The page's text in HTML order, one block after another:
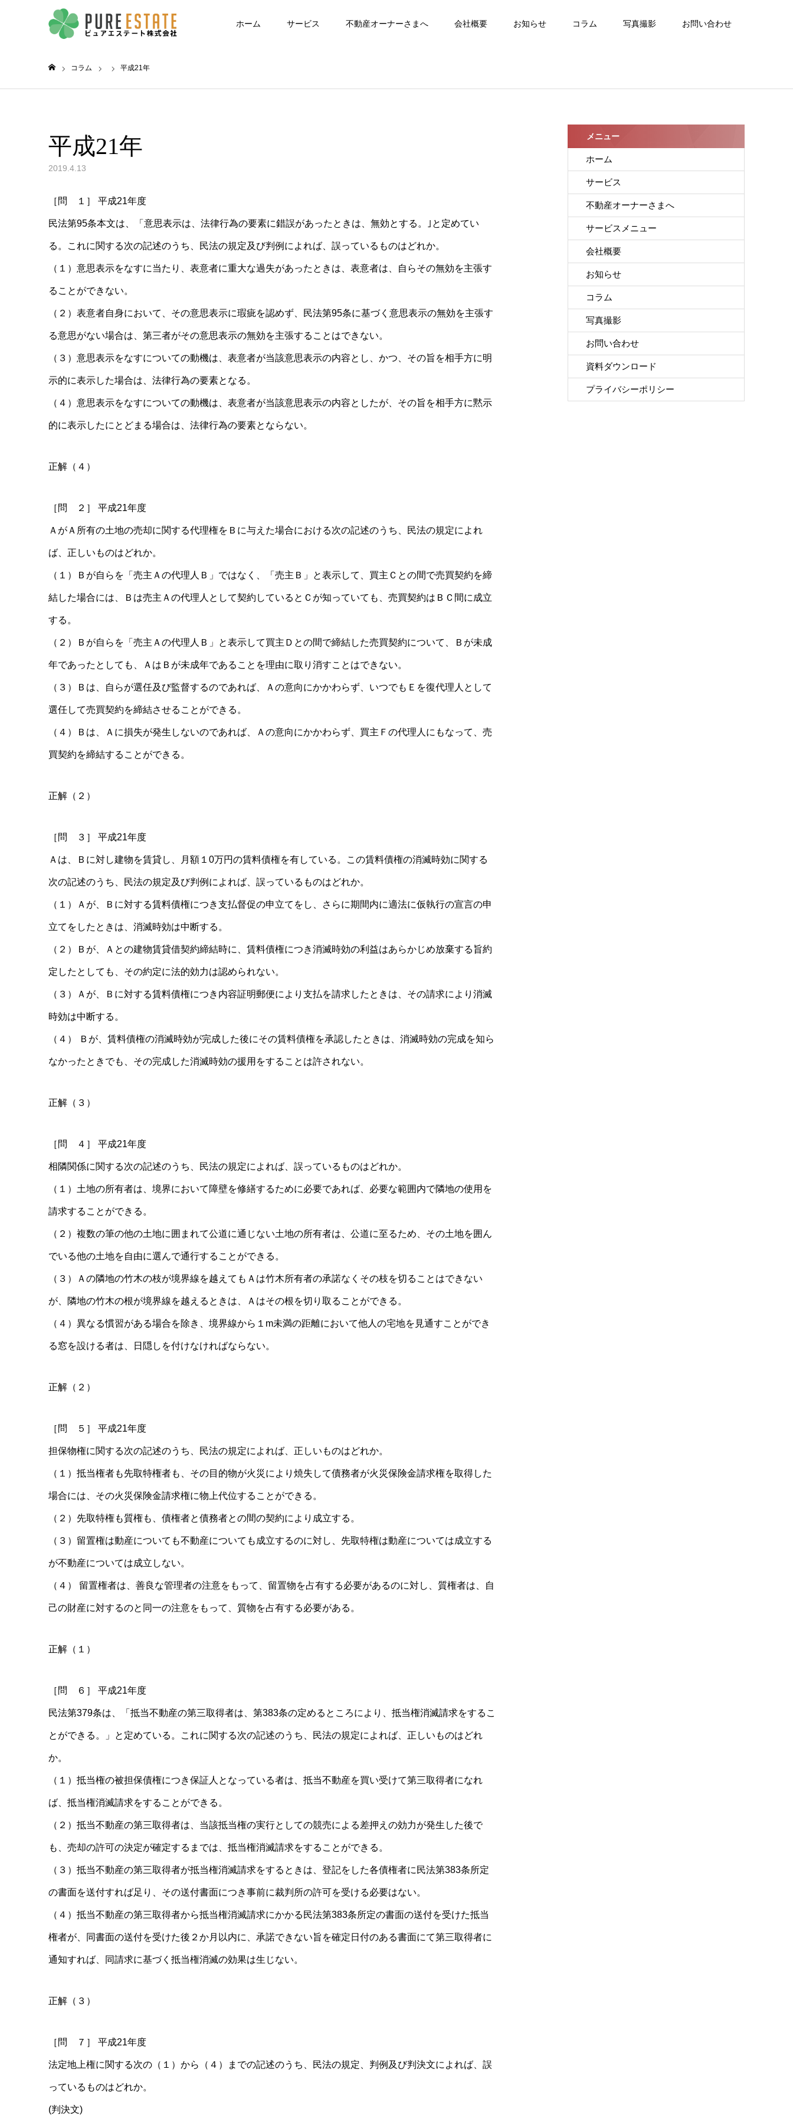
ホーム サービス 不動産オーナーさまへ 会社概要 お知らせ コラム 写真撮影 お問い合わせ
コラム 平成21年
平成21年
2019.4.13
［問 １］ 平成21年度
民法第95条本文は、「意思表示は、法律行為の要素に錯誤があったときは、無効とする。｣と定めてい
る。これに関する次の記述のうち、民法の規定及び判例によれば、誤っているものはどれか。
（１）意思表示をなすに当たり、表意者に重大な過失があったときは、表意者は、自らその無効を主張す
ることができない。
（２）表意者自身において、その意思表示に瑕疵を認めず、民法第95条に基づく意思表示の無効を主張す
る意思がない場合は、第三者がその意思表示の無効を主張することはできない。
（３）意思表示をなすについての動機は、表意者が当該意思表示の内容とし、かつ、その旨を相手方に明
示的に表示した場合は、法律行為の要素となる。
（４）意思表示をなすについての動機は、表意者が当該意思表示の内容としたが、その旨を相手方に黙示
的に表示したにとどまる場合は、法律行為の要素とならない。
正解（４）
［問 ２］ 平成21年度
ＡがＡ所有の土地の売却に関する代理権をＢに与えた場合における次の記述のうち、民法の規定によれ
ば、正しいものはどれか。
（１）Ｂが自らを「売主Ａの代理人Ｂ」ではなく、「売主Ｂ」と表示して、買主Ｃとの間で売買契約を締
結した場合には、Ｂは売主Ａの代理人として契約しているとＣが知っていても、売買契約はＢＣ間に成立
する。
（２）Ｂが自らを「売主Ａの代理人Ｂ」と表示して買主Ｄとの間で締結した売買契約について、Ｂが未成
年であったとしても、ＡはＢが未成年であることを理由に取り消すことはできない。
（３）Ｂは、自らが選任及び監督するのであれば、Ａの意向にかかわらず、いつでもＥを復代理人として
選任して売買契約を締結させることができる。
（４）Ｂは、Ａに損失が発生しないのであれば、Ａの意向にかかわらず、買主Ｆの代理人にもなって、売
買契約を締結することができる。
正解（２）
［問 ３］ 平成21年度
Ａは、Ｂに対し建物を賃貸し、月額１0万円の賃料債権を有している。この賃料債権の消滅時効に関する
次の記述のうち、民法の規定及び判例によれば、誤っているものはどれか。
（１）Ａが、Ｂに対する賃料債権につき支払督促の申立てをし、さらに期間内に適法に仮執行の宣言の申
立てをしたときは、消滅時効は中断する。
（２）Ｂが、Ａとの建物賃貸借契約締結時に、賃料債権につき消滅時効の利益はあらかじめ放棄する旨約
定したとしても、その約定に法的効力は認められない。
（３）Ａが、Ｂに対する賃料債権につき内容証明郵便により支払を請求したときは、その請求により消滅
時効は中断する。
（４） Ｂが、賃料債権の消滅時効が完成した後にその賃料債権を承認したときは、消滅時効の完成を知ら
なかったときでも、その完成した消滅時効の援用をすることは許されない。
正解（３）
［問 ４］ 平成21年度
相隣関係に関する次の記述のうち、民法の規定によれば、誤っているものはどれか。
（１）土地の所有者は、境界において障壁を修繕するために必要であれば、必要な範囲内で隣地の使用を
請求することができる。
（２）複数の筆の他の土地に囲まれて公道に通じない土地の所有者は、公道に至るため、その土地を囲ん
でいる他の土地を自由に選んで通行することができる。
（３）Ａの隣地の竹木の枝が境界線を越えてもＡは竹木所有者の承諾なくその枝を切ることはできない
が、隣地の竹木の根が境界線を越えるときは、Ａはその根を切り取ることができる。
（４）異なる慣習がある場合を除き、境界線から１m未満の距離において他人の宅地を見通すことができ
る窓を設ける者は、日隠しを付けなければならない。
正解（２）
［問 ５］ 平成21年度
担保物権に関する次の記述のうち、民法の規定によれば、正しいものはどれか。
（１）抵当権者も先取特権者も、その目的物が火災により焼失して債務者が火災保険金請求権を取得した
場合には、その火災保険金請求権に物上代位することができる。
（２）先取特権も質権も、債権者と債務者との間の契約により成立する。
（３）留置権は動産についても不動産についても成立するのに対し、先取特権は動産については成立する
が不動産については成立しない。
（４） 留置権者は、善良な管理者の注意をもって、留置物を占有する必要があるのに対し、質権者は、自
己の財産に対するのと同一の注意をもって、質物を占有する必要がある。
正解（１）
［問 ６］ 平成21年度
民法第379条は、「抵当不動産の第三取得者は、第383条の定めるところにより、抵当権消滅請求をするこ
とができる。」と定めている。これに関する次の記述のうち、民法の規定によれば、正しいものはどれ
か。
（１）抵当権の被担保債権につき保証人となっている者は、抵当不動産を買い受けて第三取得者になれ
ば、抵当権消滅請求をすることができる。
（２）抵当不動産の第三取得者は、当該抵当権の実行としての競売による差押えの効力が発生した後で
も、売却の許可の決定が確定するまでは、抵当権消滅請求をすることができる。
（３）抵当不動産の第三取得者が抵当権消滅請求をするときは、登記をした各債権者に民法第383条所定
の書面を送付すれば足り、その送付書面につき事前に裁判所の許可を受ける必要はない。
（４）抵当不動産の第三取得者から抵当権消滅請求にかかる民法第383条所定の書面の送付を受けた抵当
権者が、同書面の送付を受けた後２か月以内に、承諾できない旨を確定日付のある書面にて第三取得者に
通知すれば、同請求に基づく抵当権消滅の効果は生じない。
正解（３）
［問 ７］ 平成21年度
法定地上権に関する次の（１）から（４）までの記述のうち、民法の規定、判例及び判決文によれば、誤
っているものはどれか。
(判決文)
メニュー
ホーム
サービス
不動産オーナーさまへ
サービスメニュー
会社概要
お知らせ
コラム
写真撮影
お問い合わせ
資料ダウンロード
プライバシーポリシー